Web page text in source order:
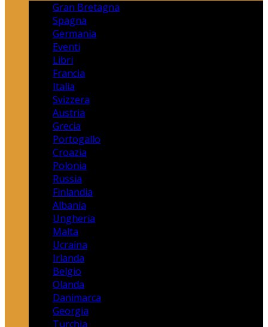
Gran Bretagna
Spagna
Germania
Eventi
Libri
Francia
Italia
Svizzera
Austria
Grecia
Portogallo
Croazia
Polonia
Russia
Finlandia
Albania
Ungheria
Malta
Ucraina
Irlanda
Belgio
Olanda
Danimarca
Georgia
Turchia